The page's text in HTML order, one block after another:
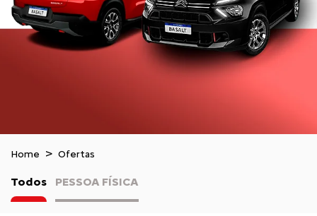
Home Ofertas
Todos PESSOA FÍSICA